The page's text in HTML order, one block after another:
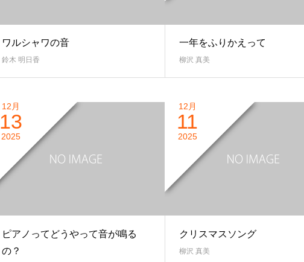
ワルシャワの音
鈴木 明日香
一年をふりかえって
柳沢 真美
12月
13
2025
ピアノってどうやって音が鳴る
の？
12月
11
2025
クリスマスソング
柳沢 真美